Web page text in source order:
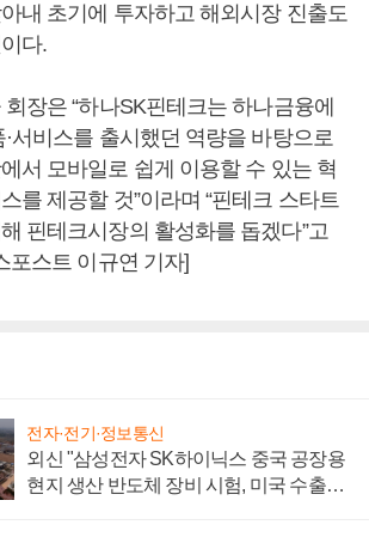
내 초기에 투자하고 해외시장 진출도
다.
장은 “하나SK핀테크는 하나금융에
서비스를 출시했던 역량을 바탕으로
서 모바일로 쉽게 이용할 수 있는 혁
를 제공할 것”이라며 “핀테크 스타트
핀테크시장의 활성화를 돕겠다”고
포스트 이규연 기자]
전자·전기·정보통신
외신 "삼성전자 SK하이닉스 중국 공장용
현지 생산 반도체 장비 시험, 미국 수출통